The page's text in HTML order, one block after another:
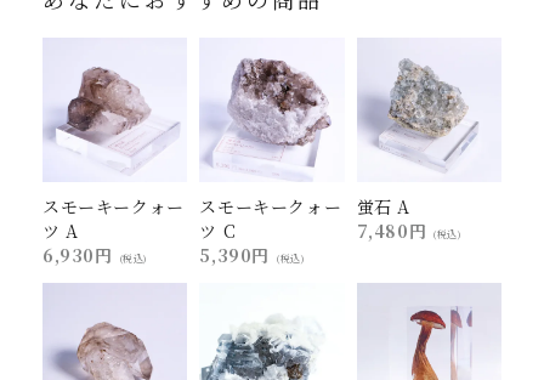
スモーキークォー
ツ A
6,930円
(税込)
スモーキークォー
ツ C
5,390円
(税込)
蛍石 A
7,480円
(税込)